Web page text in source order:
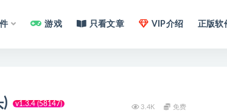
游戏 只看文章 VIP介绍 正版软
v1.3.4 (58147) 3.4K 免费